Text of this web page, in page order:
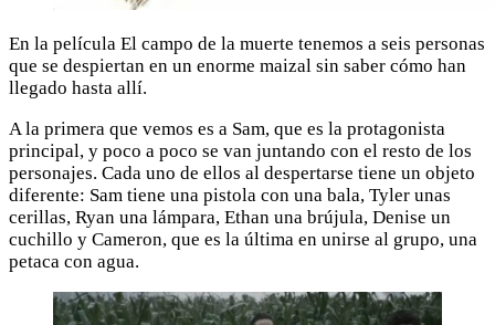
En la película El campo de la muerte tenemos a seis personas
que se despiertan en un enorme maizal sin saber cómo han
llegado hasta allí.
A la primera que vemos es a Sam, que es la protagonista
principal, y poco a poco se van juntando con el resto de los
personajes. Cada uno de ellos al despertarse tiene un objeto
diferente: Sam tiene una pistola con una bala, Tyler unas
cerillas, Ryan una lámpara, Ethan una brújula, Denise un
cuchillo y Cameron, que es la última en unirse al grupo, una
petaca con agua.